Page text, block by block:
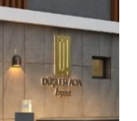
Bir Yaşam Sunuyor.
Bir Cephe Tasarımı Olan
Tüm Detaylar Düşünüldü.
Tasarlanırken,Görseldeki Tv
yerini alacaktır.
Aydınlık Ferah Kullanışlı
Sayılabilcek Bir Balkon da